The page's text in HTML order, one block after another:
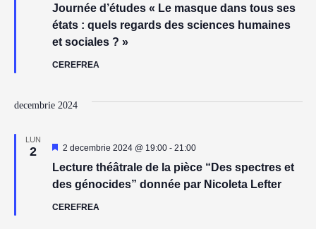
Journée d’études « Le masque dans tous ses
états : quels regards des sciences humaines
et sociales ? »
CEREFREA
decembrie 2024
LUN
2
Lecture théâtrale de la pièce “Des spectres et
des génocides” donnée par Nicoleta Lefter
Reprezentativ
2 decembrie 2024 @ 19:00- 21:00
CEREFREA